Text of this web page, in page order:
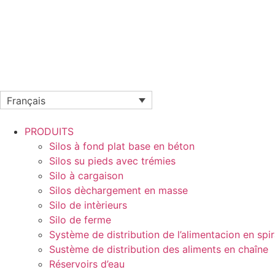
Français
PRODUITS
Silos à fond plat base en béton
Silos su pieds avec trémies
Silo à cargaison
Silos dèchargement en masse
Silo de intèrieurs
Silo de ferme
Système de distribution de l’alimentacion en
Sustème de distribution des aliments en chaîne
Réservoirs d’eau